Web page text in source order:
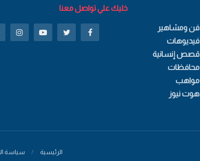
فن ومشاهير
فيديوهات
قصص إنسانية
محافظات
مواهب
هوت نيوز
خليك علي تواصل معنا
الرئيسية سياسة